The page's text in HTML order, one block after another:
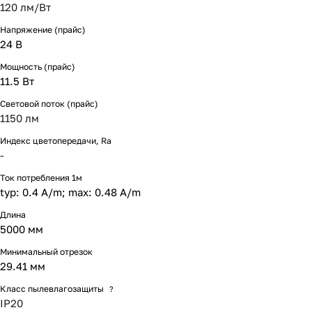
120 лм/Вт
Напряжение (прайс)
24 В
Мощность (прайс)
11.5 Вт
Световой поток (прайс)
1150 лм
Индекс цветопередачи, Ra
-
Ток потребления 1м
typ: 0.4 A/m; max: 0.48 A/m
Длина
5000 мм
Минимальный отрезок
29.41 мм
Класс пылевлагозащиты ?
IP20